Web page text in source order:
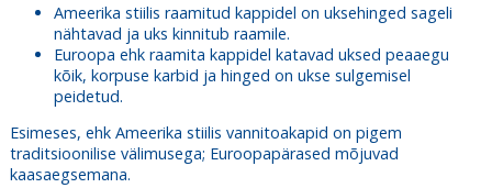
Ameerika stiilis raamitud kappidel on uksehinged sageli
nähtavad ja uks kinnitub raamile.
Euroopa ehk raamita kappidel katavad uksed peaaegu
kõik, korpuse karbid ja hinged on ukse sulgemisel
peidetud.
Esimeses, ehk Ameerika stiilis vannitoakapid on pigem
traditsioonilise välimusega; Euroopapärased mõjuvad
kaasaegsemana.